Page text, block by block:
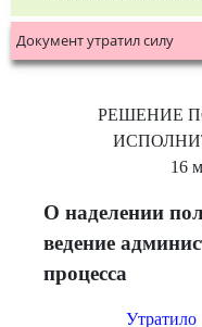
Документ утратил силу
РЕШЕНИЕ
16
О наделении
ведение
процесса